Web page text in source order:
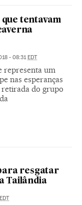
tentavam
- 08:31EDT
representa um
nas esperanças
retirada do grupo
resgatar
Tailândia
EDT